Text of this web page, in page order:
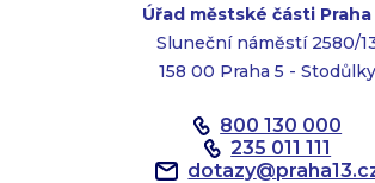
Úřad městské části Praha
Sluneční náměstí 2580/
158 00 Praha 5 - Stodůlky
800 130 000
235 011 111
dotazy@